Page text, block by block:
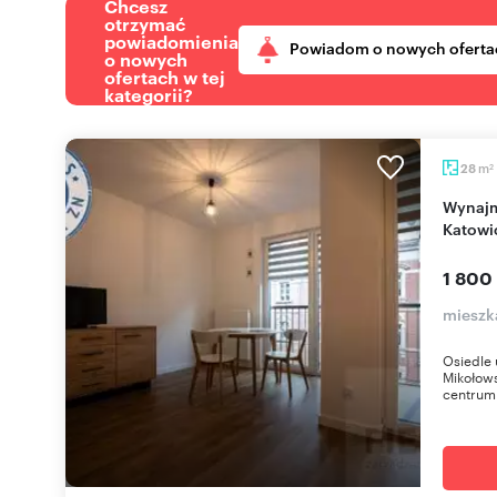
Chcesz
otrzymać
powiadomienia
o nowych
ofertach w tej
kategorii?
Powiadom o nowych
28 m2
Wynajmę jasne mieszkanie 28 m² z balkonem w
1 800
Osiedle